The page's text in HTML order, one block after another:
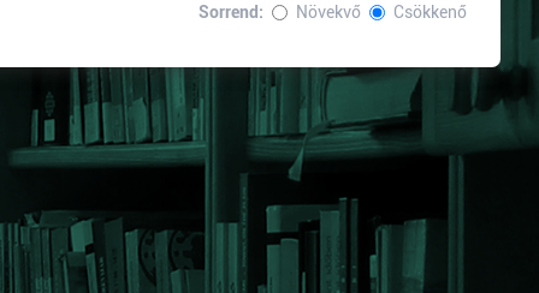
Sorrend: Növekvő Csökkenő